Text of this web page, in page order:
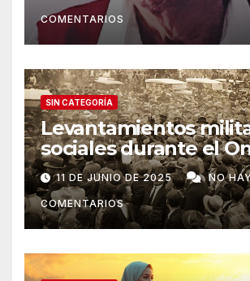
COMENTARIOS
SIN CATEGORÍA
Levantamientos
sociales durante el
de Leguía
11 DE JUNIO DE 2025 NO
COMENTARIOS